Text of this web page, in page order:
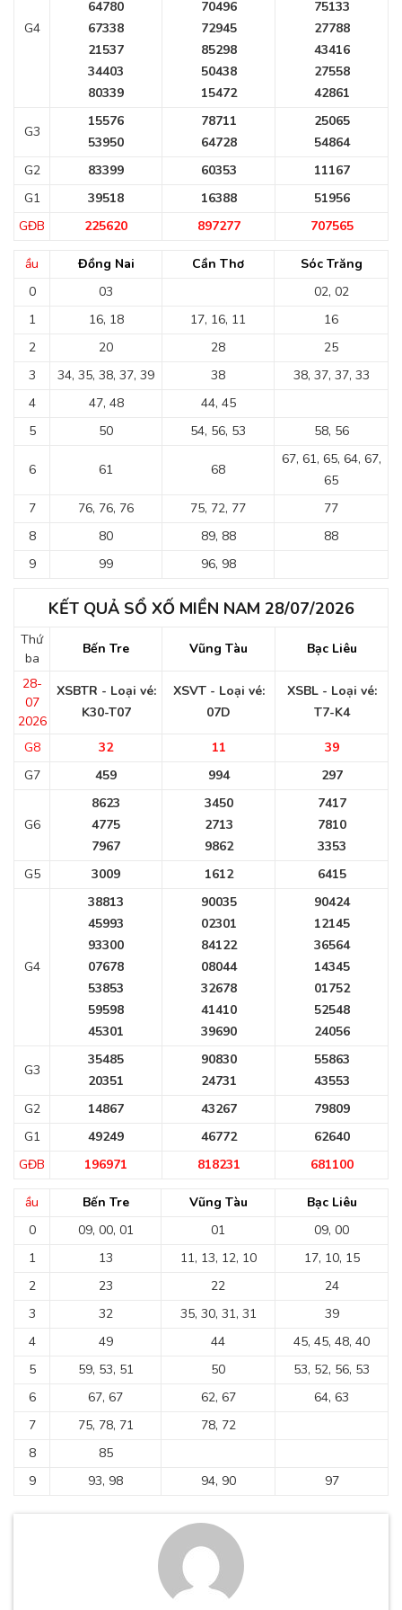
G4
64780
67338
21537
34403
80339
70496
72945
85298
50438
15472
75133
27788
43416
27558
42861
G3
15576
53950
78711
64728
25065
54864
G2
83399 60353
11167
G1
39518 16388
51956
GĐB
225620 897277 707565
ầu Đồng Nai Cần Thơ
Sóc Trăng
0
03
02, 02
1
16, 18 17, 16, 11
16
2
20 28
25
3
34, 35, 38, 37, 39 38
38, 37, 37, 33
4
47, 48
44, 45
5
50 54, 56, 53 58, 56
6 61 68
67, 61, 65, 64, 67,
65
7
76, 76, 76 75, 72, 77
77
8
80 89, 88
88
9
99 96, 98
KẾT QUẢ SỔ XỐ MIỀN NAM 28/07/2026
Thứ
ba
Bến Tre Vũng Tàu Bạc Liêu
28-
07
2026
XSBTR - Loại vé:
K30-T07
XSVT - Loại vé:
07D
XSBL - Loại vé:
T7-K4
G8 32 11
39
G7
459 994 297
G6
8623
4775
7967
3450
2713
9862
7417
7810
3353
G5
3009 1612 6415
G4
38813
45993
93300
07678
53853
59598
45301
90035
02301
84122
08044
32678
41410
39690
90424
12145
36564
14345
01752
52548
24056
G3
35485
20351
90830
24731
55863
43553
G2
14867 43267
79809
G1
49249 46772
62640
GĐB
196971 818231 681100
ầu Bến Tre Vũng Tàu
Bạc Liêu
0
09, 00, 01 01
09, 00
1
13 11, 13, 12, 10
17, 10, 15
2
23 22
24
3
32 35, 30, 31, 31
39
4
49 44
45, 45, 48, 40
5
59, 53, 51 50
53, 52, 56, 53
6
67, 67 62, 67
64, 63
7
75, 78, 71
78, 72
8
85
9
93, 98 94, 90 97